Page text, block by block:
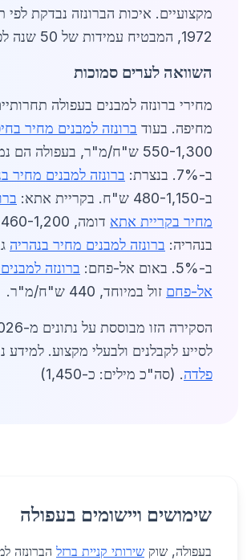
מקצועיים. איכות הברונזה נבדקת לפי
1972, המבטיח עמידות של 50 שנה לפחות.
השוואה לערים סמוכות
מחירי ברונזה למבנים בעפולה
מחיפה. בעוד ברונזה למבנים מחיר
550-1,300 ש"ח/מ"ר, בעפולה הם
ב-7%. בנצרת:
ברונזה למבנים מחיר
ב-480-1,150 ש"ח. בקריית אתא:
מחיר בקריית אתא
בנהריה: ברונזה למבנים מחיר בנהריה
ב-5%. באום אל-פחם:
ברונזה
אל-פחם זול במיוחד, 440 ש"ח/מ"ר.
לסייע לקבלנים ולבעלי מקצוע. למידע
פלדה. (סה"כ מילים: כ-1,450)
שימושים ויישומים בעפולה
בעפולה, שוק שירותי קניית ברזל הברונזה